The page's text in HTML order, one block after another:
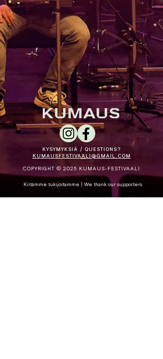
KYSYMYKSIÄ / QUESTIONS?
KUMAUSFESTIVAALI@GMAIL.COM
COPYRIGHT © 2025 KUMAUS-FESTIVAALI
Kiitämme tukijoitamme | We thank our supporters